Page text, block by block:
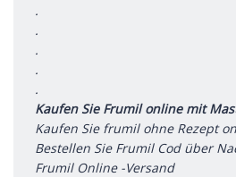
.
.
.
.
.
Kaufen Sie Frumil online mit
Kaufen Sie frumil ohne Rezept
Bestellen Sie Frumil Cod über
Frumil Online -Versand